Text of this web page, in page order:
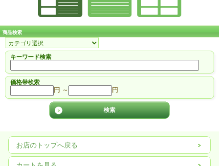
商品検索
キーワード検索
価格帯検索
円 ～ 円
お店のトップへ戻る